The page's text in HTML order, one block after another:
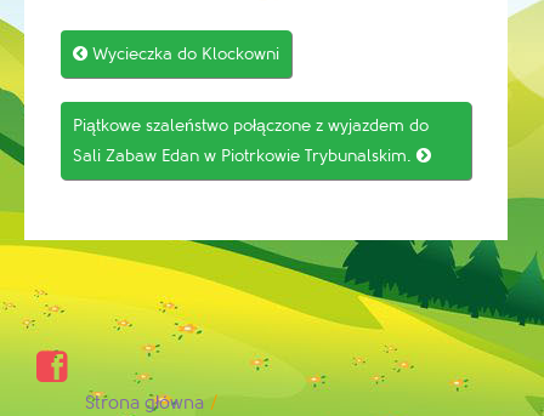
Post
navigation
 Wycieczka do Klockowni
Piątkowe szaleństwo połączone z wyjazdem do
Sali Zabaw Edan w Piotrkowie Trybunalskim. 

Strona główna